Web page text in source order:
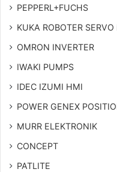
PEPPERL+FUCHS
KUKA ROBOTER
OMRON INVERTER
IWAKI PUMPS
IDEC IZUMI HMI
POWER GENEX
MURR ELEKTRONIK
CONCEPT
PATLITE